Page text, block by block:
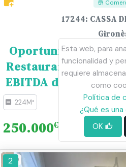
17244: CASSA
Oportunidad de
Restaurante de Alto
EBITDA de 170.000 €
224M²
250.000€
2
300
Esta web, para
funcionalidad y
requiere
como
Política de
¿Qué es
OK